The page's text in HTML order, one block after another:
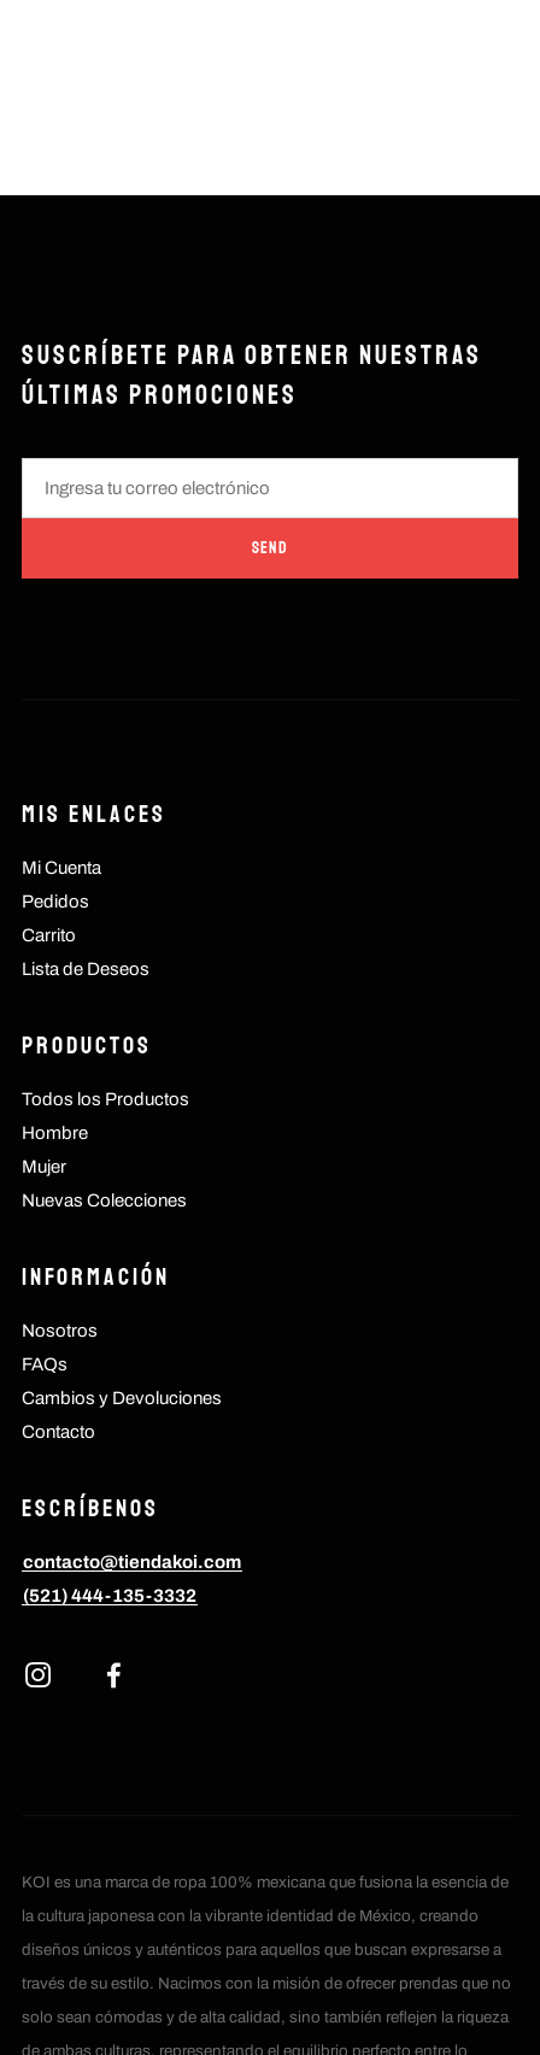
SUSCRÍBETE PARA OBTENER NUESTRAS
ÚLTIMAS PROMOCIONES
Mis Enlaces
Mi Cuenta
Pedidos
Carrito
Lista de Deseos
Productos
Todos los Productos
Hombre
Mujer
Nuevas Colecciones
Información
Nosotros
FAQs
Cambios y Devoluciones
Contacto
Escríbenos
contacto@tiendakoi.com
(521) 444-135-3332
KOI es una marca de ropa 100% mexicana que fusiona la esencia de
la cultura japonesa con la vibrante identidad de México, creando
diseños únicos y auténticos para aquellos que buscan expresarse a
través de su estilo. Nacimos con la misión de ofrecer prendas que no
solo sean cómodas y de alta calidad, sino también reflejen la riqueza
de ambas culturas, representando el equilibrio perfecto entre lo